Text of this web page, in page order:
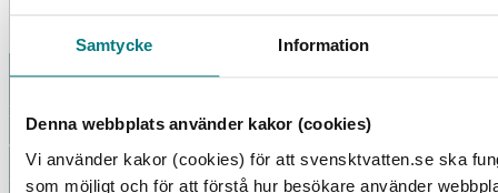
Samtycke Information
Denna webbplats använder kakor (cookies)
Vi använder kakor (cookies) för att svensktvatten.se ska
som möjligt och för att förstå hur besökare använder
Telefon: 08 – 506 002 90
vattenbokhandeln@exacta.se